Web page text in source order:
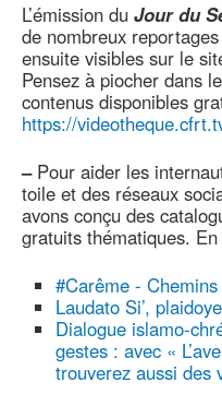
L’émission du Jour du
de nombreux
ensuite visibles sur le
Pensez à piocher dans
contenus disponibles
https://
–Pour aider les
toile et des réseaux
avons conçu des
gratuits thématiques.
#Carême -
Laudato Si’,
Dialogue islamo-
gestes : avec «
trouverez aussi des